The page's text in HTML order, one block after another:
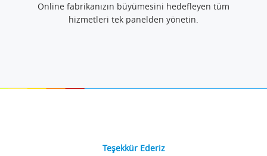
Online fabrikanızın büyümesini hedefleyen tüm
hizmetleri tek panelden yönetin.
Teşekkür Ederiz